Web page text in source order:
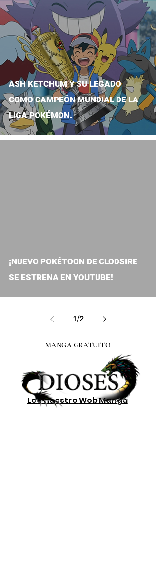
ASH KETCHUM Y SU LEGADO
COMO CAMPEÓN MUNDIAL DE LA
LIGA POKÉMON.
¡NUEVO POKÉTOON DE CLODSIRE
SE ESTRENA EN YOUTUBE!
1/2
Lee nuestroWeb Manga
MANGA GRATUITO